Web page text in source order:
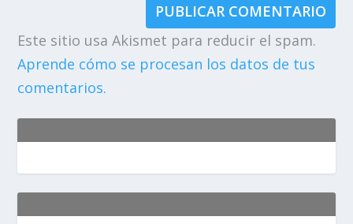
Este sitio usa Akismet para reducir el spam.
Aprende cómo se procesan los datos de tus
comentarios.